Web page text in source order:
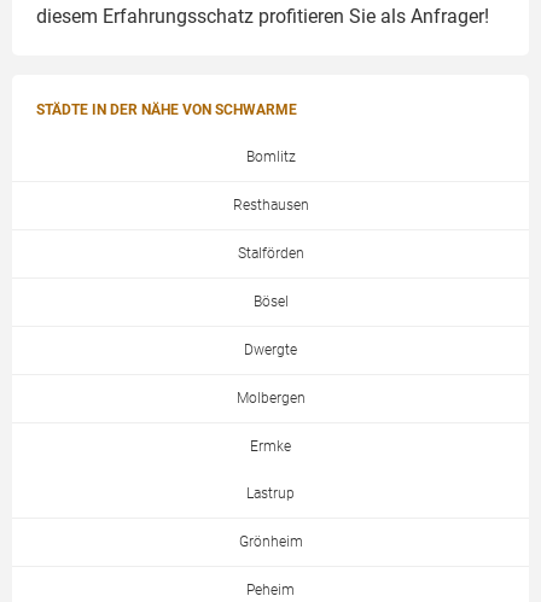
diesem Erfahrungsschatz profitieren Sie als Anfrager!
STÄDTE IN DER NÄHE VON SCHWARME
Bomlitz
Resthausen
Stalförden
Bösel
Dwergte
Molbergen
Ermke
Lastrup
Grönheim
Peheim